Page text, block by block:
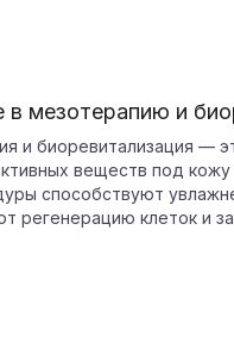
в мезотерапию и
и биоревитализация —
веществ под
способствуют
регенерацию клеток и